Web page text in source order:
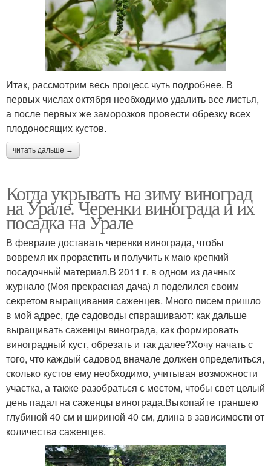
Итак, рассмотрим весь процесс чуть подробнее. В
первых числах октября необходимо удалить все листья,
а после первых же заморозков провести обрезку всех
плодоносящих кустов.
читать дальше →
Когда укрывать на зиму виноград
на Урале. Черенки винограда и их
посадка на Урале
В феврале доставать черенки винограда, чтобы
вовремя их прорастить и получить к маю крепкий
посадочный материал.В 2011 г. в одном из дачных
журнало (Моя прекрасная дача) я поделился своим
секретом выращивания саженцев. Много писем пришло
в мой адрес, где садоводы спврашивают: как дальше
выращивать саженцы винограда, как формировать
виноградный куст, обрезать и так далее?Хочу начать с
того, что каждый садовод вначале должен определиться,
сколько кустов ему необходимо, учитывая возможности
участка, а также разобраться с местом, чтобы свет целый
день падал на саженцы винограда.Выкопайте траншею
глубиной 40 см и шириной 40 см, длина в зависимости от
количества саженцев.